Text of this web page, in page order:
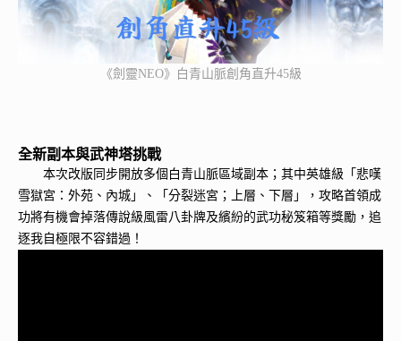
《劍靈NEO》白青山脈創角直升45級
全新副本與武神塔挑戰
本次改版同步開放多個白青山脈區域副本；其中英雄級「悲嘆
雪獄宮：外苑、內城」、「分裂迷宮；上層、下層」，攻略首領成
功將有機會掉落傳說級風雷八卦牌及繽紛的武功秘笈箱等獎勵，追
逐我自極限不容錯過！